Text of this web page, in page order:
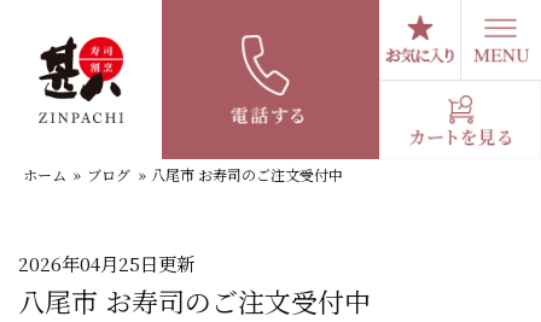
スタッフブログ
ホーム » ブログ » 八尾市 お寿司のご注文受付中
2026年04月25日更新
八尾市 お寿司のご注文受付中